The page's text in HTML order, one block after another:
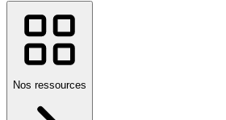
Nos ressources